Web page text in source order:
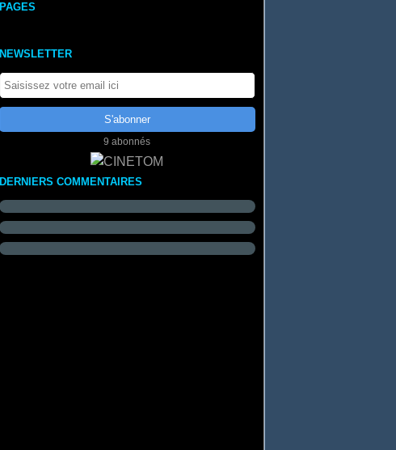
PAGES
NEWSLETTER
9 abonnés
DERNIERS COMMENTAIRES